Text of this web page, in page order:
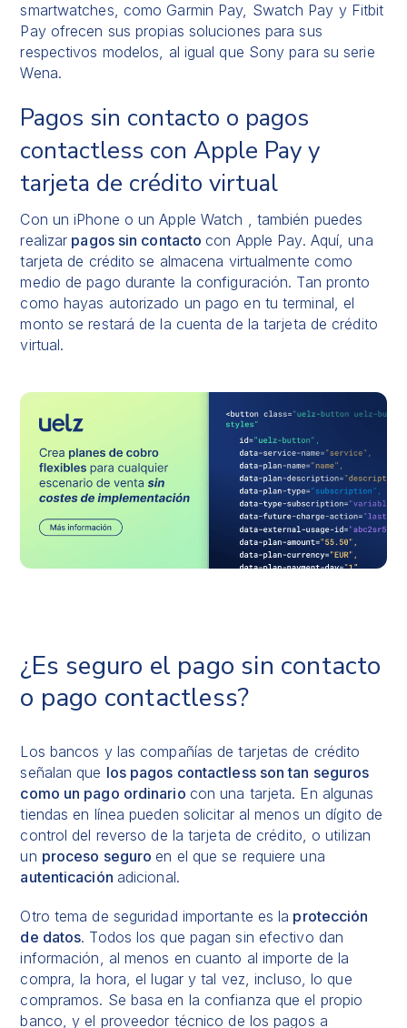
smartwatches, como Garmin Pay, Swatch Pay y Fitbit
Pay ofrecen sus propias soluciones para sus
respectivos modelos, al igual que Sony para su serie
Wena.
Pagos sin contacto o pagos
contactless con Apple Pay y
tarjeta de crédito virtual
Con un iPhone o un Apple Watch , también puedes
realizar pagos sin contactocon Apple Pay. Aquí, una
tarjeta de crédito se almacena virtualmente como
medio de pago durante la configuración. Tan pronto
como hayas autorizado un pago en tu terminal, el
monto se restará de la cuenta de la tarjeta de crédito
virtual.
¿Es seguro el pago sin contacto
o pago contactless?
Los bancos y las compañías de tarjetas de crédito
señalan que los pagos contactless son tan seguros
como un pago ordinario con una tarjeta. En algunas
tiendas en línea pueden solicitar al menos un dígito de
control del reverso de la tarjeta de crédito, o utilizan
un proceso seguroen el que se requiere una
autenticación adicional.
Otro tema de seguridad importante es la protección
de datos. Todos los que pagan sin efectivo dan
información, al menos en cuanto al importe de la
compra, la hora, el lugar y tal vez, incluso, lo que
compramos. Se basa en la confianza que el propio
banco, y el proveedor técnico de los pagos a